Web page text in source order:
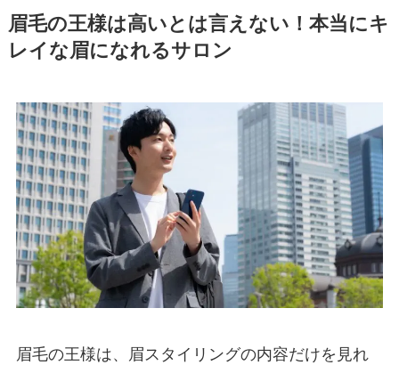
眉毛の王様は高いとは言えない！本当にキ
レイな眉になれるサロン
眉毛の王様は、眉スタイリングの内容だけを見れ